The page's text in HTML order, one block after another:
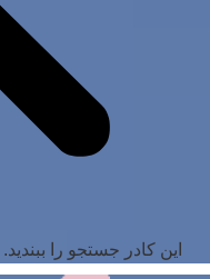
این کادر جستجو را ببندید.